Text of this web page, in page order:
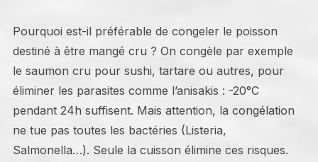
Pourquoi est-il préférable de congeler le poisson
destiné à être mangé cru ? On congèle par exemple
le saumon cru pour sushi, tartare ou autres, pour
éliminer les parasites comme l’anisakis : -20°C
pendant 24h suffisent. Mais attention, la congélation
ne tue pas toutes les bactéries (Listeria,
Salmonella…). Seule la cuisson élimine ces risques.